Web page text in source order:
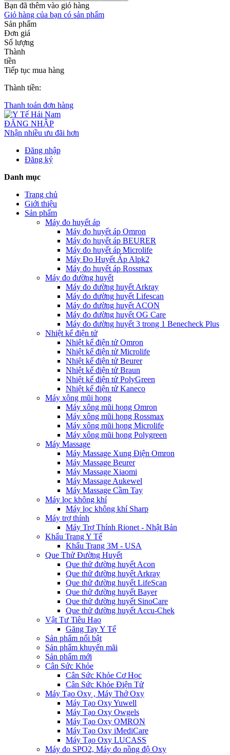
Bạn đã thêm vào giỏ hàng
Giỏ hàng của bạn có sản phẩm
Sản phẩm
Đơn giá
Số lượng
Thành
tiền
Tiếp tục mua hàng
Thành tiền:
Thanh toán đơn hàng
ĐĂNG NHẬP
Nhận nhiều ưu đãi hơn
Đăng nhập
Đăng ký
Danh mục
Trang chủ
Giới thiệu
Sản phẩm
Máy đo huyết áp
Máy đo huyết áp Omron
Máy đo huyết áp BEURER
Máy đo huyết áp Microlife
Máy Đo Huyết Áp Alpk2
Máy đo huyết áp Rossmax
Máy đo đường huyết
Máy đo đường huyết Arkray
Máy đo đường huyết Lifescan
Máy đo đường huyết ACON
Máy đo đường huyết OG Care
Máy đo đường huyết 3 trong 1 Benecheck Plus
Nhiệt kế điện tử
Nhiệt kế điện tử Omron
Nhiệt kế điện tử Microlife
Nhiệt kế điện tử Beurer
Nhiệt kế điện tử Braun
Nhiệt kế điện tử PolyGreen
Nhiệt kế điện tử Kaneco
Máy xông mũi họng
Máy xông mũi họng Omron
Máy xông mũi họng Rossmax
Máy xông mũi họng Microlife
Máy xông mũi họng Polygreen
Máy Massage
Máy Massage Xung Điện Omron
Máy Massage Beurer
Máy Massage Xiaomi
Máy Massage Aukewel
Máy Massage Cầm Tay
Máy lọc không khí
Máy lọc không khí Sharp
Máy trợ thính
Máy Trợ Thính Rionet - Nhật Bản
Khẩu Trang Y Tế
Khẩu Trang 3M - USA
Que Thử Đường Huyết
Que thử đường huyết Acon
Que thử đường huyết Arkray
Que thử đường huyết LifeScan
Que thử đường huyết Bayer
Que thử đường huyết SinoCare
Que thử đường huyết Accu-Chek
Vật Tư Tiêu Hao
Găng Tay Y Tế
Sản phẩm nổi bật
Sản phẩm khuyến mãi
Sản phẩm mới
Cân Sức Khỏe
Cân Sức Khỏe Cơ Học
Cân Sức Khỏe Điện Tử
Máy Tạo Oxy , Máy Thở Oxy
Máy Tạo Oxy Yuwell
Máy Tạo Oxy Owgels
Máy Tạo Oxy OMRON
Máy Tạo Oxy iMediCare
Máy Tạo Oxy LUCASS
Máy đo SPO2, Máy đo nồng độ Oxy